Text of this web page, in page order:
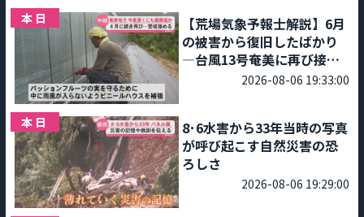
本日
【荒場気象予報士解説】6月
の被害から復旧したばかり
―台風13号奄美に再び接
近 住民ら警戒強める
2026-08-06 19:33:00
本日
8･6水害から33年当時の写真
が呼び起こす自然災害の恐
ろしさ
2026-08-06 19:29:00